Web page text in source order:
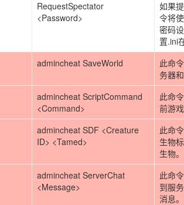
RequestSpectator
<Password>
如果
令将
密码
置.ini
admincheat SaveWorld
此命
务器
admincheat ScriptCommand
<Command>
此命
前游
admincheat SDF <Creature
ID> <Tamed>
此命
生物
生物。
admincheat ServerChat
<Message>
此命
到服
消息。